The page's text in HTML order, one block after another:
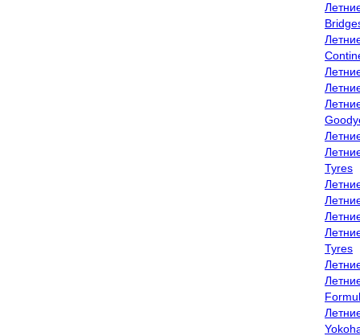
Tyres
Tyres